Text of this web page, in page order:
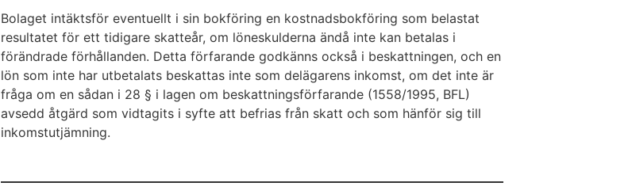
Bolaget intäktsför eventuellt i sin bokföring en kostnadsbokföring som belastat
resultatet för ett tidigare skatteår, om löneskulderna ändå inte kan betalas i
förändrade förhållanden. Detta förfarande godkänns också i beskattningen, och en
lön som inte har utbetalats beskattas inte som delägarens inkomst, om det inte är
fråga om en sådan i 28 § i lagen om beskattningsförfarande (1558/1995, BFL)
avsedd åtgärd som vidtagits i syfte att befrias från skatt och som hänför sig till
inkomstutjämning.